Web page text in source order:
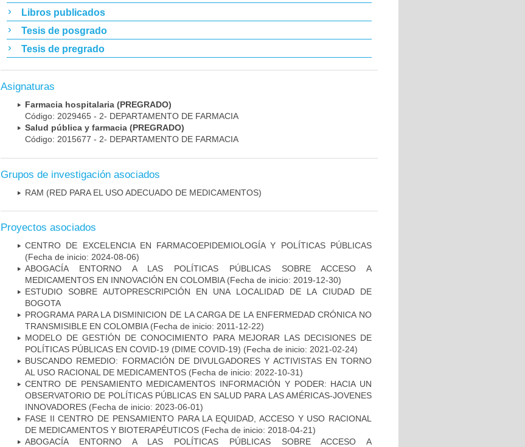
Libros publicados
Tesis de posgrado
Tesis de pregrado
Asignaturas
Farmacia hospitalaria (PREGRADO)
Código: 2029465 - 2- DEPARTAMENTO DE FARMACIA
Salud pública y farmacia (PREGRADO)
Código: 2015677 - 2- DEPARTAMENTO DE FARMACIA
Grupos de investigación asociados
RAM (RED PARA EL USO ADECUADO DE MEDICAMENTOS)
Proyectos asociados
CENTRO DE EXCELENCIA EN FARMACOEPIDEMIOLOGÍA Y POLÍTICAS PÚBLICAS
(Fecha de inicio: 2024-08-06)
ABOGACÍA ENTORNO A LAS POLÍTICAS PÚBLICAS SOBRE ACCESO A
MEDICAMENTOS EN INNOVACIÓN EN COLOMBIA(Fecha de inicio: 2019-12-30)
ESTUDIO SOBRE AUTOPRESCRIPCIÓN EN UNA LOCALIDAD DE LA CIUDAD DE
BOGOTA
PROGRAMA PARA LA DISMINICION DE LA CARGA DE LA ENFERMEDAD CRÓNICA NO
TRANSMISIBLE EN COLOMBIA (Fecha de inicio: 2011-12-22)
MODELO DE GESTIÓN DE CONOCIMIENTO PARA MEJORAR LAS DECISIONES DE
POLÍTICAS PÚBLICAS EN COVID-19 (DIME COVID-19) (Fecha de inicio: 2021-02-24)
BUSCANDO REMEDIO: FORMACIÓN DE DIVULGADORES Y ACTIVISTAS EN TORNO
AL USO RACIONAL DE MEDICAMENTOS (Fecha de inicio: 2022-10-31)
CENTRO DE PENSAMIENTO MEDICAMENTOS INFORMACIÓN Y PODER: HACIA UN
OBSERVATORIO DE POLÍTICAS PÚBLICAS EN SALUD PARA LAS AMÉRICAS-JOVENES
INNOVADORES (Fecha de inicio: 2023-06-01)
FASE II CENTRO DE PENSAMIENTO PARA LA EQUIDAD, ACCESO Y USO RACIONAL
DE MEDICAMENTOS Y BIOTERAPÉUTICOS (Fecha de inicio: 2018-04-21)
ABOGACÍA ENTORNO A LAS POLÍTICAS PÚBLICAS SOBRE ACCESO A